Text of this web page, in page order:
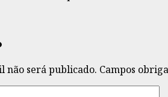
não será publicado. Campos